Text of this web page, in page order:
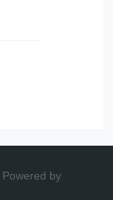
Powered by